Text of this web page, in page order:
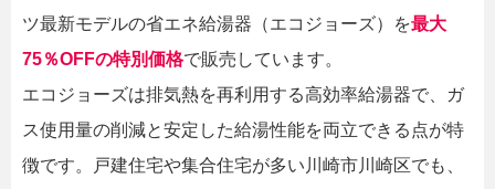
ツ最新モデルの省エネ給湯器（エコジョーズ）を最大
75％OFFの特別価格で販売しています。
エコジョーズは排気熱を再利用する高効率給湯器で、ガ
ス使用量の削減と安定した給湯性能を両立できる点が特
徴です。戸建住宅や集合住宅が多い川崎市川崎区でも、